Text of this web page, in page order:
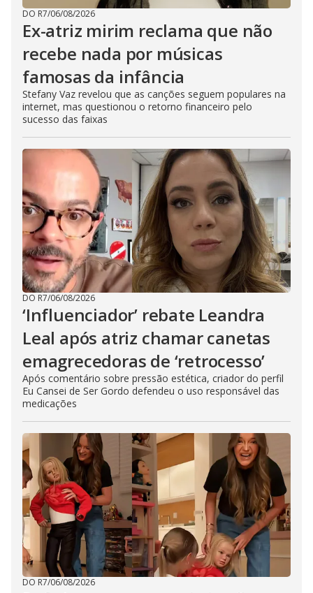
DO R7/06/08/2026
Ex-atriz mirim reclama que não
recebe nada por músicas
famosas da infância
Stefany Vaz revelou que as canções seguem populares na
internet, mas questionou o retorno financeiro pelo
sucesso das faixas
DO R7/06/08/2026
‘Influenciador’ rebate Leandra
Leal após atriz chamar canetas
emagrecedoras de ‘retrocesso’
Após comentário sobre pressão estética, criador do perfil
Eu Cansei de Ser Gordo defendeu o uso responsável das
medicações
DO R7/06/08/2026